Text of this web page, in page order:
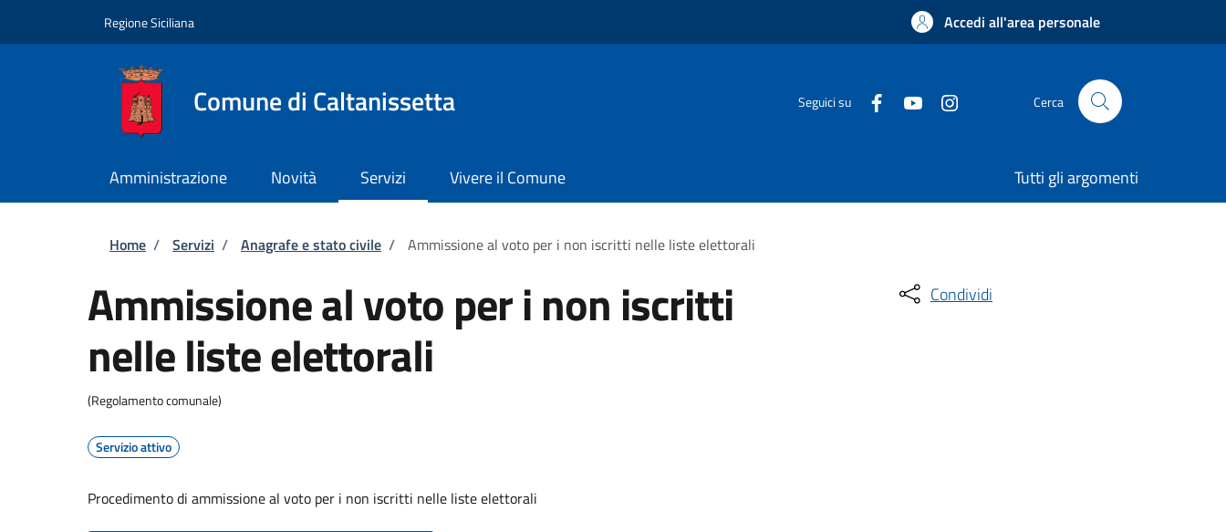
Regione Siciliana Accedi all'area personale
Comune di Caltanissetta Seguici su Cerca
Amministrazione Novità Servizi Vivere il Comune Tutti gli argomenti
Briciole di pane
Home / Servizi / Anagrafe e stato civile / Ammissione al voto per i non iscritti nelle liste elettorali
Ammissione al voto per i non iscritti
nelle liste elettorali
(Regolamento comunale)
Servizio attivo
Procedimento di ammissione al voto per i non iscritti nelle liste elettorali
Condividi